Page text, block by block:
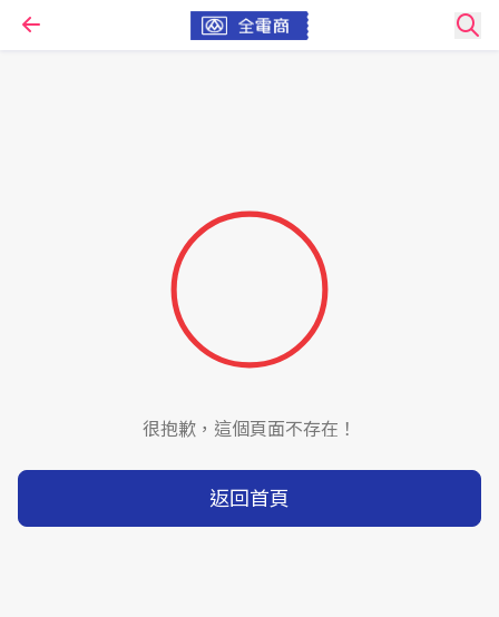
很抱歉，這個頁面不存在！
返回首頁